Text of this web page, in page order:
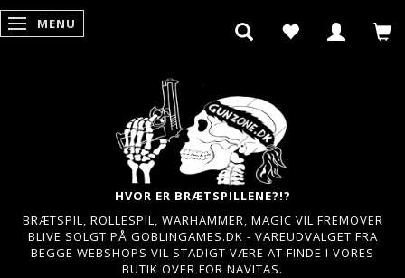
SKIFTE NAVIGATION
MENU
HVOR ER BRÆTSPILLENE?!?
BRÆTSPIL, ROLLESPIL, WARHAMMER, MAGIC VIL FREMOVER
BLIVE SOLGT PÅ GOBLINGAMES.DK - VAREUDVALGET FRA
BEGGE WEBSHOPS VIL STADIGT VÆRE AT FINDE I VORES
BUTIK OVER FOR NAVITAS.